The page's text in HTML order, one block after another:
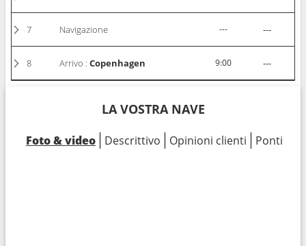
7 Navigazione --- ---
8 Arrivo :Copenhagen 9:00 ---
LA VOSTRA NAVE
Foto & video Descrittivo Opinioni clienti Ponti